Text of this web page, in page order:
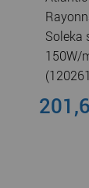
Soleka
150W/